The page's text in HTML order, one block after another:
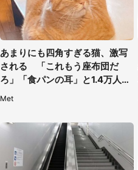
あまりにも四角すぎる猫、激写
される 「これもう座布団だ
ろ」「食パンの耳」と1.4万人困
Met